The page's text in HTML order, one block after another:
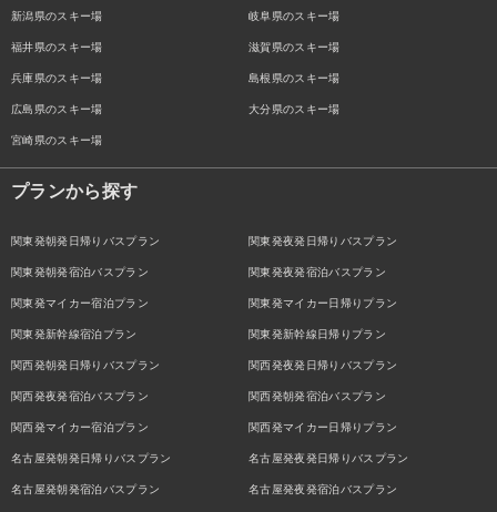
新潟県のスキー場 岐阜県のスキー場
福井県のスキー場 滋賀県のスキー場
兵庫県のスキー場 島根県のスキー場
広島県のスキー場 大分県のスキー場
宮崎県のスキー場
プランから探す
関東発朝発日帰りバスプラン 関東発夜発日帰りバスプラン
関東発朝発宿泊バスプラン 関東発夜発宿泊バスプラン
関東発マイカー宿泊プラン 関東発マイカー日帰りプラン
関東発新幹線宿泊プラン 関東発新幹線日帰りプラン
関西発朝発日帰りバスプラン 関西発夜発日帰りバスプラン
関西発夜発宿泊バスプラン 関西発朝発宿泊バスプラン
関西発マイカー宿泊プラン 関西発マイカー日帰りプラン
名古屋発朝発日帰りバスプラン 名古屋発夜発日帰りバスプラン
名古屋発朝発宿泊バスプラン 名古屋発夜発宿泊バスプラン